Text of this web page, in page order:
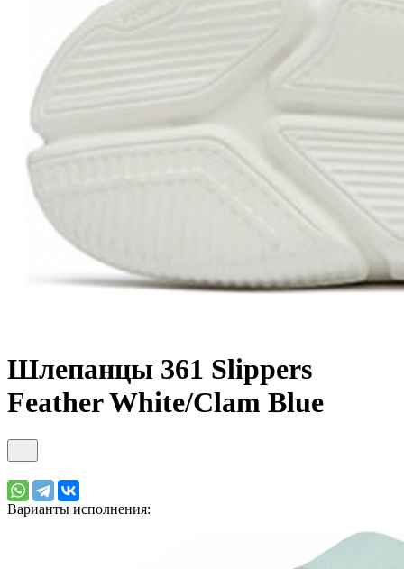
Шлепанцы 361 Slippers
Feather White/Clam Blue
Варианты исполнения: